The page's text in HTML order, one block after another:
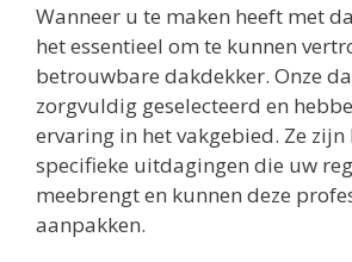
Wanneer u te maken heeft met
het essentieel om te kunnen
betrouwbare dakdekker. Onze
zorgvuldig geselecteerd en
ervaring in het vakgebied. Ze
specifieke uitdagingen die uw
meebrengt en kunnen deze
aanpakken.